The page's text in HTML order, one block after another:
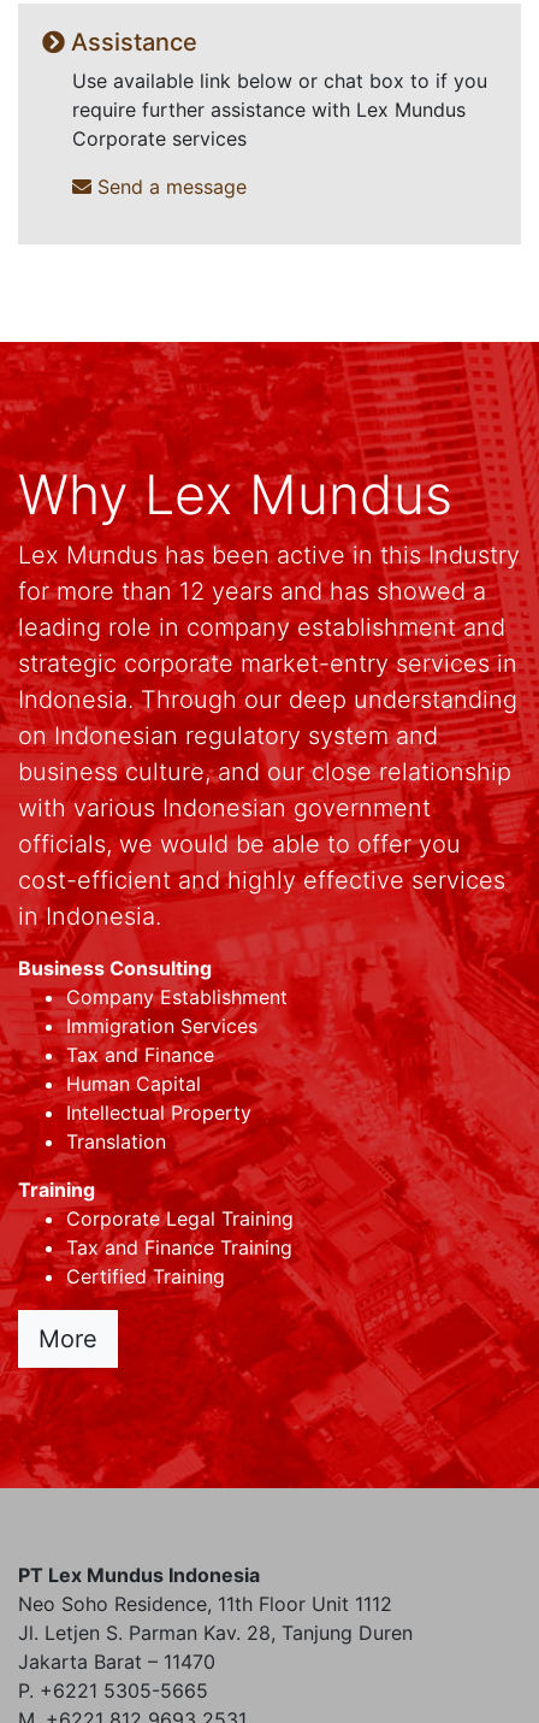
Assistance
Use available link below or chat box to if you
require further assistance with Lex Mundus
Corporate services
Send a message
Why Lex Mundus
Lex Mundus has been active in this Industry
for more than 12 years and has showed a
leading role in company establishment and
strategic corporate market-entry services in
Indonesia. Through our deep understanding
on Indonesian regulatory system and
business culture, and our close relationship
with various Indonesian government
officials, we would be able to offer you
cost-efficient and highly effective services
in Indonesia.
Business Consulting
Company Establishment
Immigration Services
Tax and Finance
Human Capital
Intellectual Property
Translation
Training
Corporate Legal Training
Tax and Finance Training
Certified Training
More
PT Lex Mundus Indonesia
Neo Soho Residence, 11th Floor Unit 1112
Jl. Letjen S. Parman Kav. 28, Tanjung Duren
Jakarta Barat – 11470
P. +6221 5305-5665